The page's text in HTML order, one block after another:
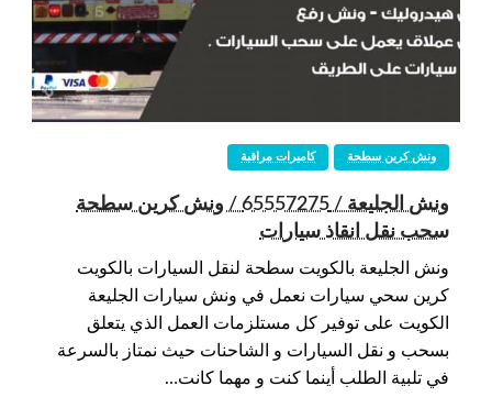
كاميرات مراقبة ونش كرين سطحة
ونش الجليعة / 65557275 / ونش كرين سطحة
سحب نقل انقاذ سيارات
ونش الجليعة بالكويت سطحة لنقل السيارات بالكويت
كرين سحي سيارات نعمل في ونش سيارات الجليعة
الكويت على توفير كل مستلزمات العمل الذي يتعلق
بسحب و نقل السيارات و الشاحنات حيث نمتاز بالسرعة
في تلبية الطلب أينما كنت و مهما كانت…